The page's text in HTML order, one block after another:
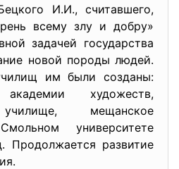
И.И., считавшего,
всему злу и добру»
задачей государства
новой породы людей.
им были созданы:
художеств,
мещанское
университете
Продолжается развитие